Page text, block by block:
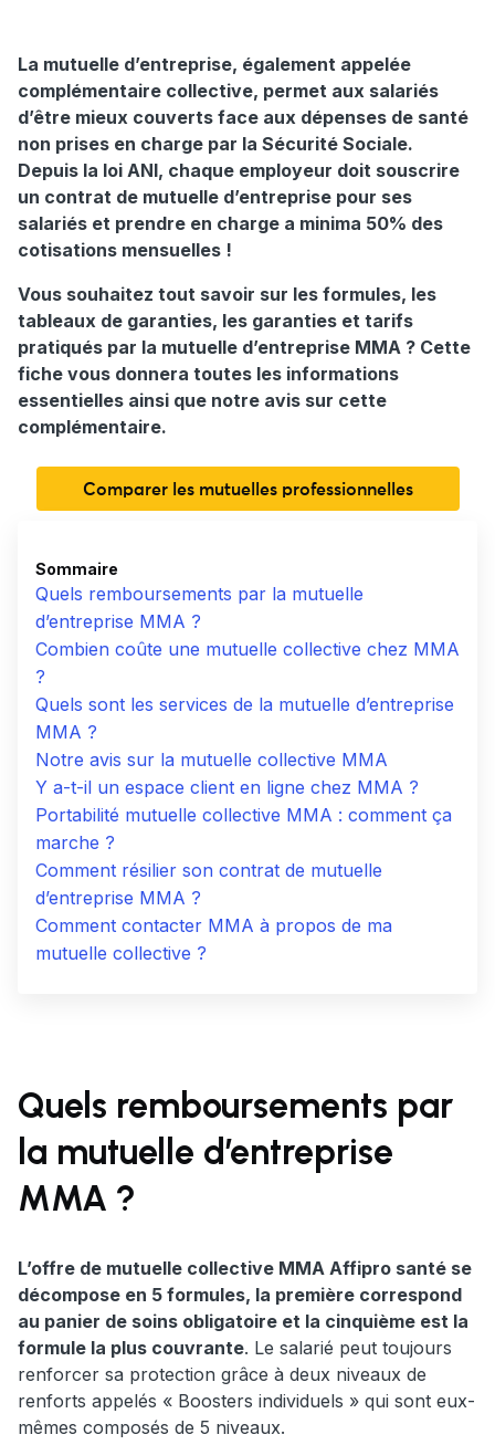
La mutuelle d’entreprise, également appelée
complémentaire collective, permet aux salariés
d’être mieux couverts face aux dépenses de santé
non prises en charge par la Sécurité Sociale.
Depuis la loi ANI, chaque employeur doit souscrire
un contrat de mutuelle d’entreprise pour ses
salariés et prendre en charge a minima 50% des
cotisations mensuelles !
Vous souhaitez tout savoir sur les formules, les
tableaux de garanties, les garanties et tarifs
pratiqués par la mutuelle d’entreprise MMA ? Cette
fiche vous donnera toutes les informations
essentielles ainsi que notre avis sur cette
complémentaire.
Comparer les mutuelles professionnelles
Sommaire
Quels remboursements par la mutuelle
d’entreprise MMA ?
Combien coûte une mutuelle collective chez MMA
?
Quels sont les services de la mutuelle d’entreprise
MMA ?
Notre avis sur la mutuelle collective MMA
Y a-t-il un espace client en ligne chez MMA ?
Portabilité mutuelle collective MMA : comment ça
marche ?
Comment résilier son contrat de mutuelle
d’entreprise MMA ?
Comment contacter MMA à propos de ma
mutuelle collective ?
Quels remboursements par
la mutuelle d’entreprise
MMA ?
L’offre de mutuelle collective MMA Affipro santé se
décompose en 5 formules, la première correspond
au panier de soins obligatoire et la cinquième est la
formule la plus couvrante. Le salarié peut toujours
renforcer sa protection grâce à deux niveaux de
renforts appelés « Boosters individuels » qui sont eux-
mêmes composés de 5 niveaux.